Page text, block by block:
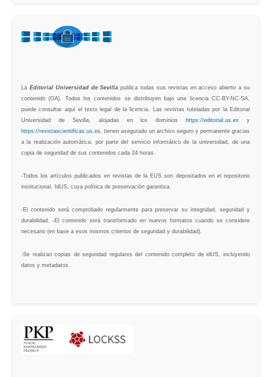
La Editorial Universidad de Sevilla publica todas sus revistas en acceso abierto a su
contenido (OA). Todos los contenidos se distribuyen bajo una licencia CC-BY-NC-SA,
puede consultar aquí el texto legal de la licencia. Las revistas tuteladas por la Editorial
Universidad de Sevilla, alojadas en los dominios https://editorial.us.es y
https://revistascientificas.us.es, tienen asegurado un archivo seguro y permanente gracias
a la realización automática, por parte del servicio informático de la universidad, de una
copia de seguridad de sus contenidos cada 24 horas.
-Todos los artículos publicados en revistas de la EUS son depositados en el repositorio
institucional, IdUS, cuya política de preservación garantiza.
-El contenido será comprobado regularmente para preservar su integridad, seguridad y
durabilidad. -El contenido será transformado en nuevos formatos cuando se considere
necesario (en base a esos mismos criterios de seguridad y durabilidad).
-Se realizan copias de seguridad regulares del contenido completo de idUS, incluyendo
datos y metadatos.